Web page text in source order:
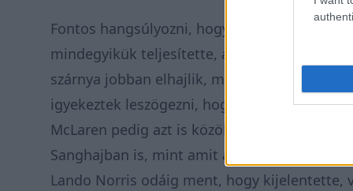
Fontos hangsúlyozni, hogy ők sem sértették
mindegyikük teljesítette, ám a jelek szerint
szárnya jobban elhajlik, mint a riválisoké. A
igyekeztek leszögezni, hogy nem kell
McLaren pedig azt is közölte, hogy
Sanghajban is, mint amit a bahreini teszten
Lando Norris odáig ment, hogy kijelentette,